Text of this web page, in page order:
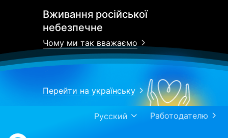
Вживання російської
небезпечне
Чому ми так вважаємо
Перейти на українську
Работодателю
Русский
Work.ua